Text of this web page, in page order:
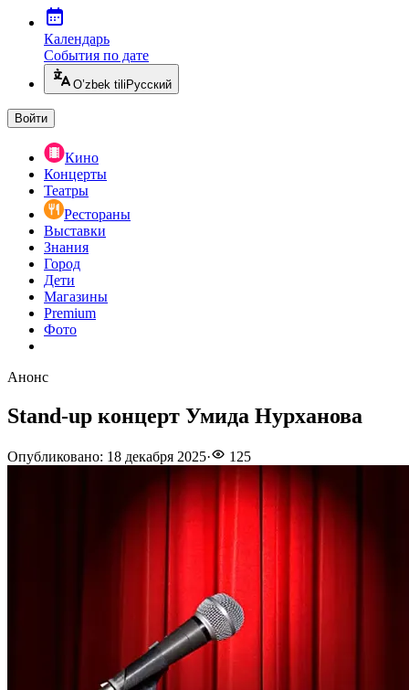
Календарь
События по дате
O’zbek tili Русский
Войти
Кино
Концерты
Театры
Рестораны
Выставки
Знания
Город
Дети
Магазины
Premium
Фото
Анонс
Stand-up концерт Умида Нурханова
Опубликовано: 18 декабря 2025· 125